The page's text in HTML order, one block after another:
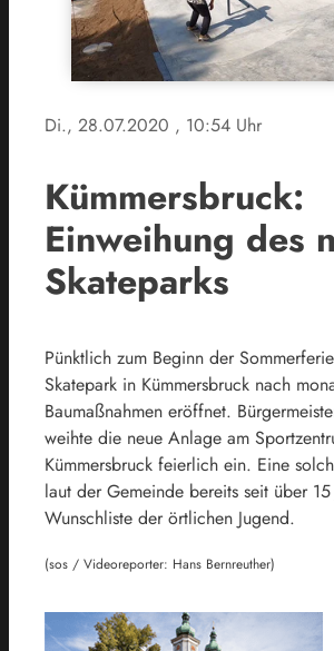
Di., 28.07.2020 , 10:54 Uhr
Kümmersbruck:
Einweihung des
Skateparks
Pünktlich zum Beginn der
Skatepark in Kümmersbruck nach
Baumaßnahmen eröffnet.
weihte die neue Anlage am
Kümmersbruck feierlich ein. Eine
laut der Gemeinde bereits seit über
Wunschliste der örtlichen Jugend.
(sos / Videoreporter: Hans Bernreuther)